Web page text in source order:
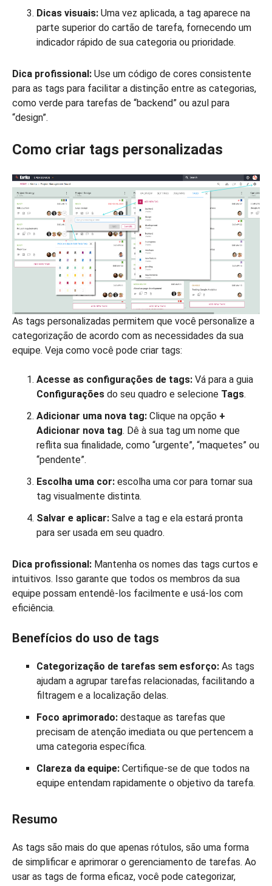
Dicas visuais: Uma vez aplicada, a tag aparece na
parte superior do cartão de tarefa, fornecendo um
indicador rápido de sua categoria ou prioridade.
Dica profissional: Use um código de cores consistente
para as tags para facilitar a distinção entre as categorias,
como verde para tarefas de “backend” ou azul para
“design”.
Como criar tags personalizadas
As tags personalizadas permitem que você personalize a
categorização de acordo com as necessidades da sua
equipe. Veja como você pode criar tags:
Acesse as configurações de tags: Vá para a guia
Configurações do seu quadro e selecione Tags.
Adicionar uma nova tag: Clique na opção +
Adicionar nova tag. Dê à sua tag um nome que
reflita sua finalidade, como “urgente”, “maquetes” ou
“pendente”.
Escolha uma cor: escolha uma cor para tornar sua
tag visualmente distinta.
Salvar e aplicar: Salve a tag e ela estará pronta
para ser usada em seu quadro.
Dica profissional: Mantenha os nomes das tags curtos e
intuitivos. Isso garante que todos os membros da sua
equipe possam entendê-los facilmente e usá-los com
eficiência.
Benefícios do uso de tags
Categorização de tarefas sem esforço: As tags
ajudam a agrupar tarefas relacionadas, facilitando a
filtragem e a localização delas.
Foco aprimorado: destaque as tarefas que
precisam de atenção imediata ou que pertencem a
uma categoria específica.
Clareza da equipe: Certifique-se de que todos na
equipe entendam rapidamente o objetivo da tarefa.
Resumo
As tags são mais do que apenas rótulos, são uma forma
de simplificar e aprimorar o gerenciamento de tarefas. Ao
usar as tags de forma eficaz, você pode categorizar,